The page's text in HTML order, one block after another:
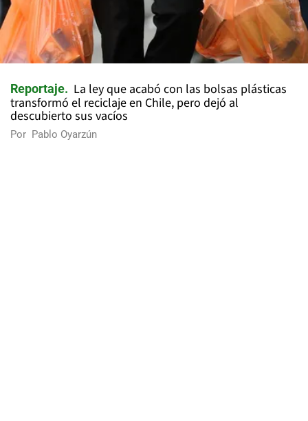
Reportaje
La ley que acabó con las bolsas plásticas
transformó el reciclaje en Chile, pero dejó al
descubierto sus vacíos
Por Pablo Oyarzún